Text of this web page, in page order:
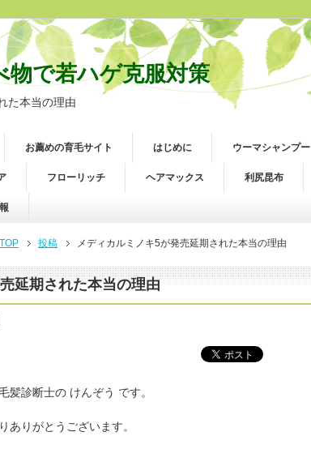
物で若ハゲ克服対策
た本当の理由
お薦めの育毛サイト はじめに ウーマシャンプー
フローリッチ ヘアマックス 利尻昆布
投稿 メディカルミノキ5が発売延期された本当の理由
延期された本当の理由
髪診断士の けんぞう です。
ありがとうございます。